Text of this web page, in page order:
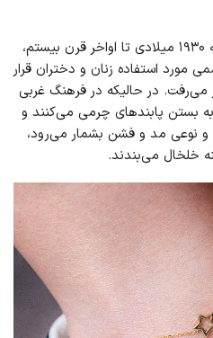
در کشوری همچون آمریکا، از دهه ۱۹۳۰ میلادی تا اواخر قرن بیستم،
مورد استفاده زنان و دختران قرار
در حالیکه در فرهنگ غربی
بستن پابندهای چرمی می‌کنند و
و نوعی مد و فشن بشمار می‌رود،
خلخال می‌بندند.